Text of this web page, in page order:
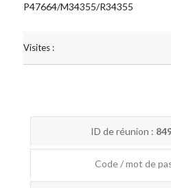
P47664/M34355/R34355
Visites :
ID de réunion :
Code / mot de